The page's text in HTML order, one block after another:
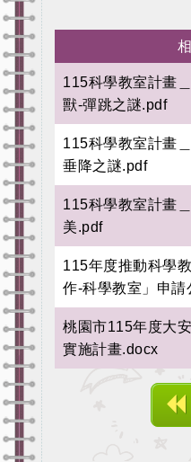
115科學教室計畫
獸-彈跳之謎.pdf
115科學教室計畫
垂降之謎.pdf
115科學教室計畫
美.pdf
115年度推動科學
作-科學教室」申請
桃園市115年度大
實施計畫.docx